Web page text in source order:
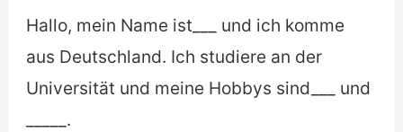
Hallo, mein Name ist___ und ich komme
aus Deutschland. Ich studiere an der
Universität und meine Hobbys sind___ und
_____.